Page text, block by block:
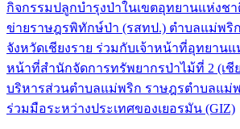
กิจกรรมปลูกบำรุงป่าในเขตอุทยานแห่งช
ข่ายราษฎรพิทักษ์ป่า (รสทป.) ตำบลแม่พริ
จังหวัดเชียงราย ร่วมกับเจ้าหน้าที่อุทยานแ
หน้าที่สำนักจัดการทรัพยากรป่าไม้ที่ 2 (เชี
บริหารส่วนตำบลแม่พริก ราษฎรตำบลแม่
ร่วมมือระหว่างประเทศของเยอรมัน (GIZ)